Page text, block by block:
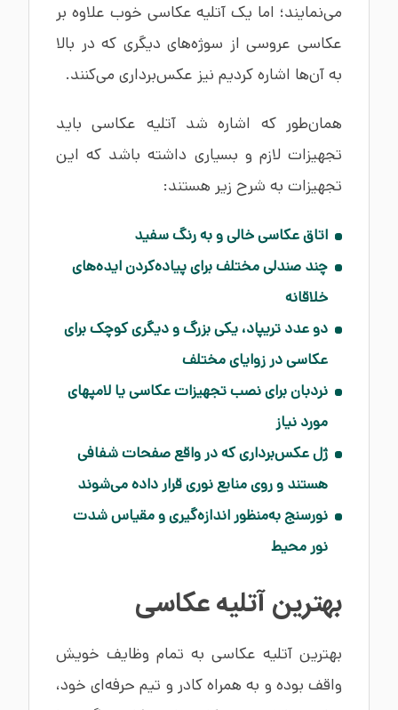
می‌نمایند؛ اما یک آتلیه عکاسی خوب علاوه بر
عکاسی عروسی از سوژه‌های دیگری که در بالا
به آن‌ها اشاره کردیم نیز عکس‌برداری می‌کنند.
همان‌طور که اشاره شد آتلیه عکاسی باید
تجهیزات لازم و بسیاری داشته باشد که این
تجهیزات به شرح زیر هستند:
اتاق عکاسی خالی و به رنگ سفید
چند صندلی مختلف برای پیاده‌کردن ایده‌های
خلاقانه
دو عدد تریپاد، یکی بزرگ و دیگری کوچک برای
عکاسی در زوایای مختلف
نردبان برای نصب تجهیزات عکاسی یا لامپهای
مورد نیاز
ژل عکس‌برداری که در واقع صفحات شفافی
هستند و روی منابع نوری قرار داده می‌شوند
نورسنج به‌منظور اندازه‌گیری و مقیاس شدت
نور محیط
بهترین آتلیه عکاسی
بهترین آتلیه عکاسی به تمام وظایف خویش
واقف بوده و به همراه کادر و تیم حرفه‌ای خود،